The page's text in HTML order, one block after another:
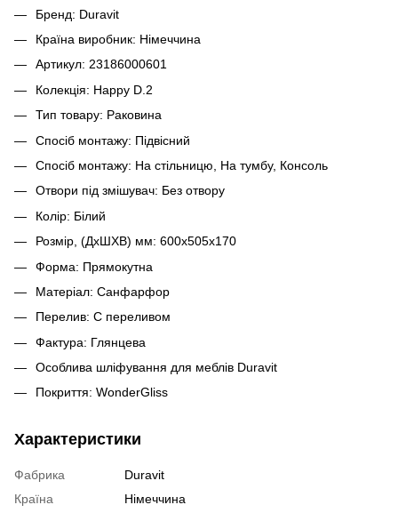
Бренд: Duravit
Країна виробник: Німеччина
Артикул: 23186000601
Колекція: Happy D.2
Тип товару: Раковина
Спосіб монтажу: Підвісний
Спосіб монтажу: На стільницю, На тумбу, Консоль
Отвори під змішувач: Без отвору
Колір: Білий
Розмір, (ДхШХВ) мм: 600x505х170
Форма: Прямокутна
Матеріал: Санфарфор
Перелив: С переливом
Фактура: Глянцева
Особлива шліфування для меблів Duravit
Покриття: WonderGliss
Характеристики
Фабрика
Duravit
Країна
Німеччина